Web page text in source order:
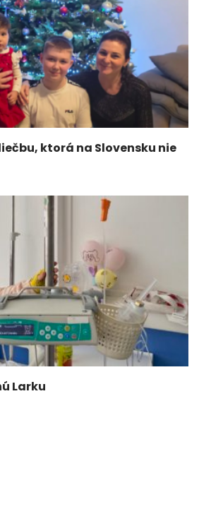
ktorá na Slovensku nie
Larku